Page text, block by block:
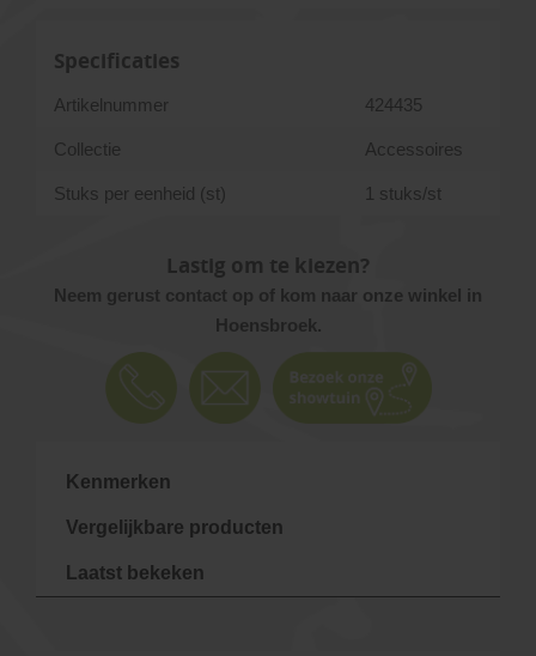
Specificaties
Artikelnummer 424435
Collectie Accessoires
Stuks per eenheid (st) 1 stuks/st
Lastig om te kiezen?
Neem gerust contact op of kom naar onze winkel in
Hoensbroek.
Kenmerken
Vergelijkbare producten
Laatst bekeken